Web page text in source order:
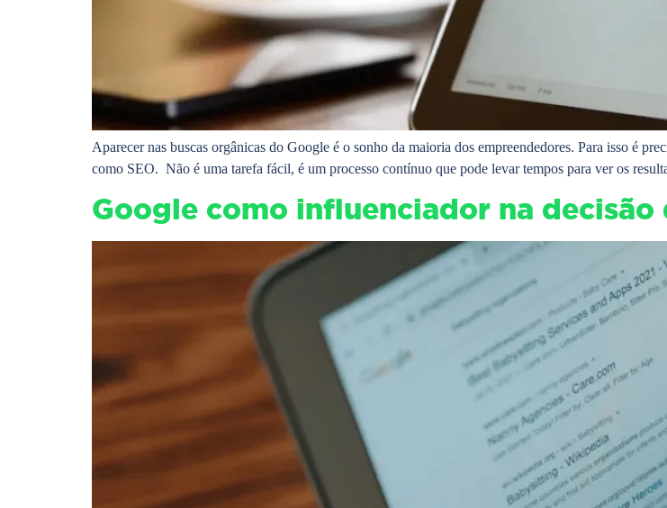
Aparecer nas buscas orgânicas do Google é o sonho da maioria dos empreendedores. Para isso é
como SEO. Não é uma tarefa fácil, é um processo contínuo que pode levar tempos para ver os
Google como influenciador na decisão